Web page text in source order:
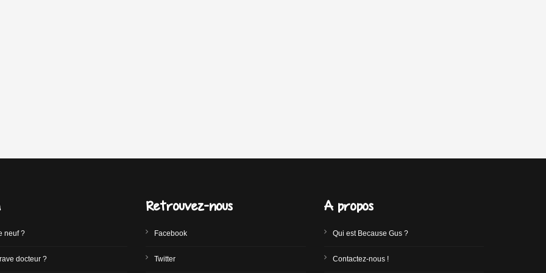
neuf ?
docteur ?
Retrouvez-nous
Facebook
Twitter
A propos
Qui est Because Gus ?
Contactez-nous !